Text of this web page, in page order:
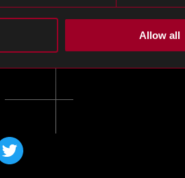
Allow all